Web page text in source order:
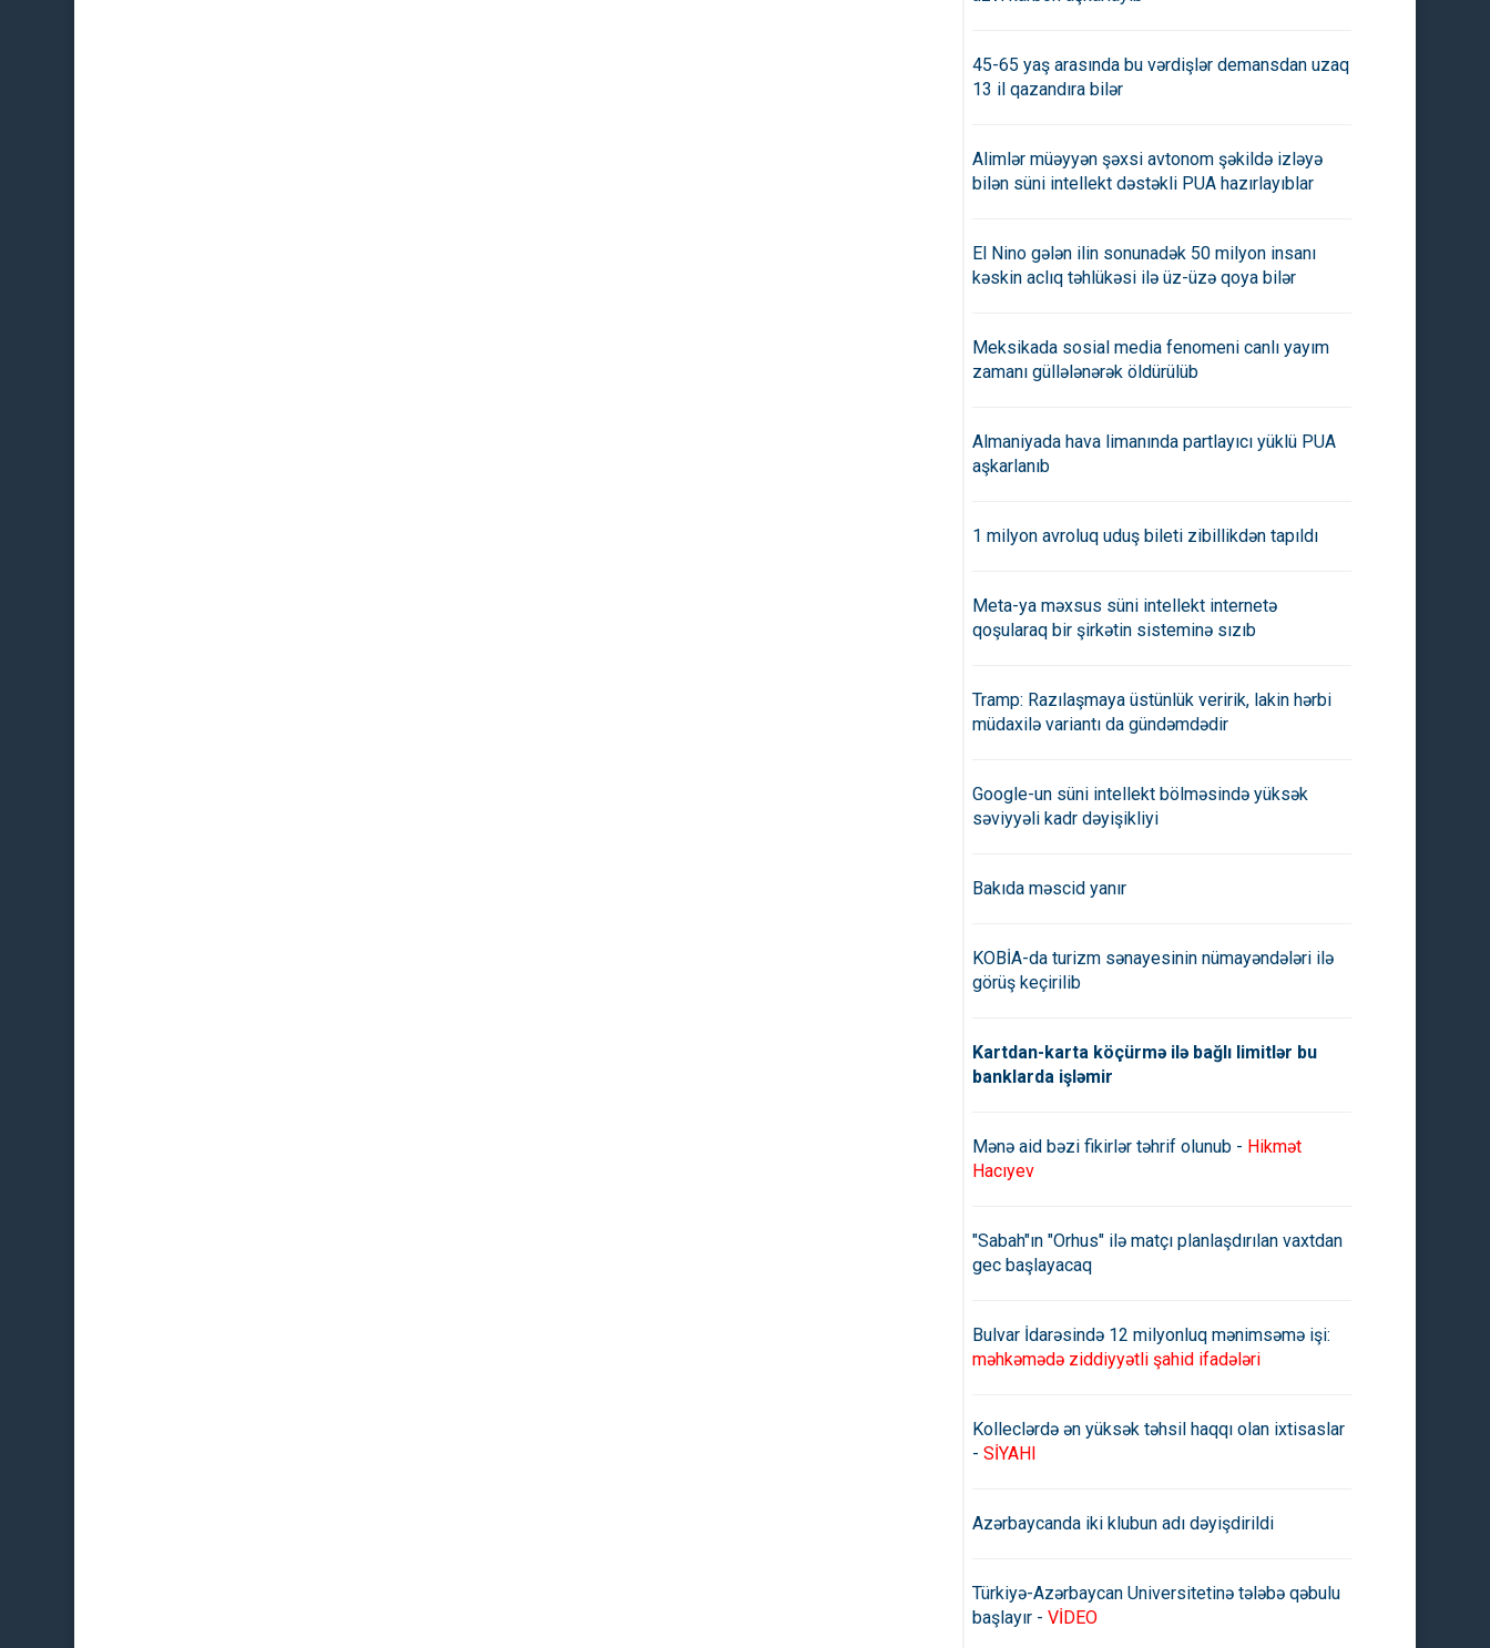
45-65 yaş arasında bu vərdişlər demansdan uzaq
13 il qazandıra bilər
Alimlər müəyyən şəxsi avtonom şəkildə izləyə
bilən süni intellekt dəstəkli PUA hazırlayıblar
El Nino gələn ilin sonunadək 50 milyon insanı
kəskin aclıq təhlükəsi ilə üz-üzə qoya bilər
Meksikada sosial media fenomeni canlı yayım
zamanı güllələnərək öldürülüb
Almaniyada hava limanında partlayıcı yüklü PUA
aşkarlanıb
1 milyon avroluq uduş bileti zibillikdən tapıldı
Meta-ya məxsus süni intellekt internetə
qoşularaq bir şirkətin sisteminə sızıb
Tramp: Razılaşmaya üstünlük veririk, lakin hərbi
müdaxilə variantı da gündəmdədir
Google-un süni intellekt bölməsində yüksək
səviyyəli kadr dəyişikliyi
Bakıda məscid yanır
KOBİA-da turizm sənayesinin nümayəndələri ilə
görüş keçirilib
Kartdan-karta köçürmə ilə bağlı limitlər bu
banklarda işləmir
Mənə aid bəzi fikirlər təhrif olunub - Hikmət
Hacıyev
"Sabah"ın "Orhus" ilə matçı planlaşdırılan vaxtdan
gec başlayacaq
Bulvar İdarəsində 12 milyonluq mənimsəmə işi:
məhkəmədə ziddiyyətli şahid ifadələri
Kolleclərdə ən yüksək təhsil haqqı olan ixtisaslar
- SİYAHI
Azərbaycanda iki klubun adı dəyişdirildi
Türkiyə-Azərbaycan Universitetinə tələbə qəbulu
başlayır - VİDEO